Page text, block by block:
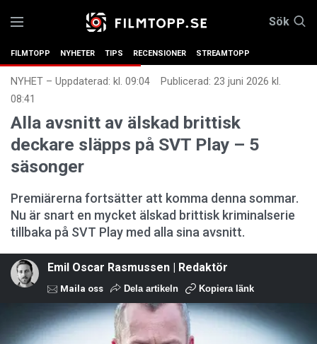
Sök
FILMTOPP NYHETER TIPS RECENSIONER STREAMTOPP
NYHET – Uppdaterad: kl. 09:04 Publicerad: 23 juni 2026 kl.
08:41
Alla avsnitt av älskad brittisk
deckare släpps på SVT Play – 5
säsonger
Premiärerna fortsätter att komma denna sommar.
Nu är snart en mycket älskad brittisk kriminalserie
tillbaka på SVT Play med alla sina avsnitt.
Emil Oscar Rasmussen | Redaktör
Maila oss Dela artikeln Kopiera länk